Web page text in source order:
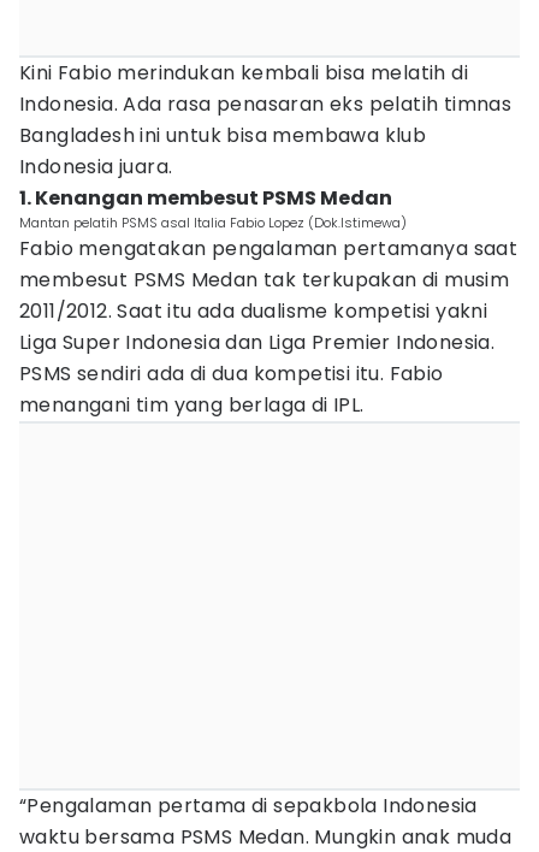
Kini Fabio merindukan kembali bisa melatih di
Indonesia. Ada rasa penasaran eks pelatih timnas
Bangladesh ini untuk bisa membawa klub
Indonesia juara.
1. Kenangan membesut PSMS Medan
Mantan pelatih PSMS asal Italia Fabio Lopez (Dok.Istimewa)
Fabio mengatakan pengalaman pertamanya saat
membesut PSMS Medan tak terkupakan di musim
2011/2012. Saat itu ada dualisme kompetisi yakni
Liga Super Indonesia dan Liga Premier Indonesia.
PSMS sendiri ada di dua kompetisi itu. Fabio
menangani tim yang berlaga di IPL.
“Pengalaman pertama di sepakbola Indonesia
waktu bersama PSMS Medan. Mungkin anak muda